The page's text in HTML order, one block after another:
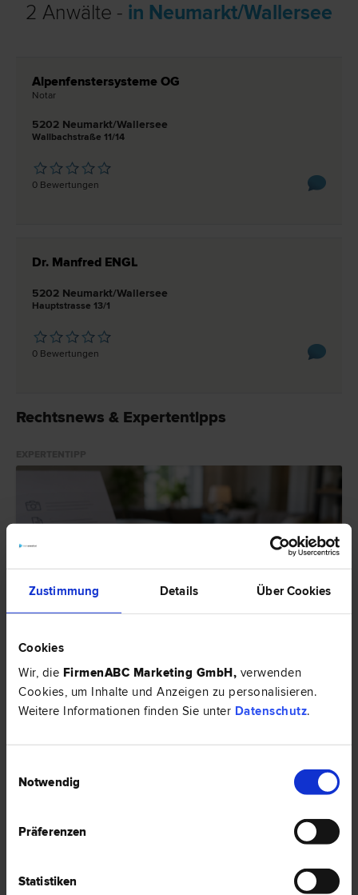
Zustimmung Details Über Cookies
Cookies
Wir, die FirmenABC Marketing GmbH, verwenden
Cookies, um Inhalte und Anzeigen zu personalisieren.
Weitere Informationen finden Sie unter Datenschutz.
Notwendig
Präferenzen
Statistiken
2 Anwälte - in Neumarkt/Wallersee
Alpenfenstersysteme OG
Notar
5202 Neumarkt/Wallersee
Wallbachstraße 11/14
0 Bewertungen
Dr. Manfred ENGL
5202 Neumarkt/Wallersee
Hauptstrasse 13/1
0 Bewertungen
Rechtsnews & Expertentipps
Schmuck gestohlen: Welche Nachweise verlangt die Versicherung?